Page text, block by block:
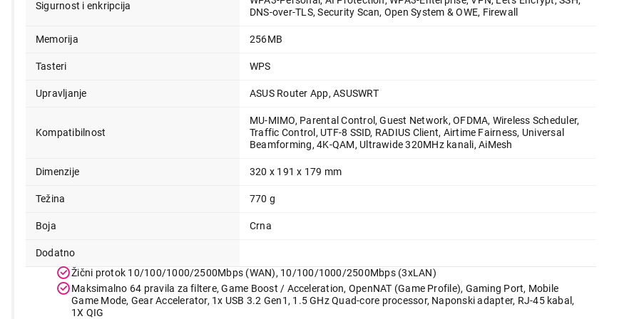
Sigurnost i enkripcija
DNS-over-TLS, Security Scan, Open System & OWE, Firewall
Memorija 256MB
Tasteri WPS
Upravljanje ASUS Router App, ASUSWRT
Kompatibilnost
MU-MIMO, Parental Control, Guest Network, OFDMA, Wireless Scheduler,
Traffic Control, UTF-8 SSID, RADIUS Client, Airtime Fairness, Universal
Beamforming, 4K-QAM, Ultrawide 320MHz kanali, AiMesh
Dimenzije 320 x 191 x 179 mm
Težina 770 g
Boja Crna
Dodatno
Žični protok 10/100/1000/2500Mbps (WAN), 10/100/1000/2500Mbps (3xLAN)
Maksimalno 64 pravila za filtere, Game Boost / Acceleration, OpenNAT (Game Profile), Gaming Port, Mobile
Game Mode, Gear Accelerator, 1x USB 3.2 Gen1, 1.5 GHz Quad-core processor, Naponski adapter, RJ-45 kabal,
1X QIG
23.499,00
ASUS TUF-BE9400 AiMesh Tri-
Ukupno u korpi:
Nastavi kupovinu